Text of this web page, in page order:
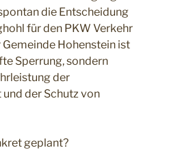
die Entscheidung
für den PKW Verkehr
Gemeinde Hohenstein ist
Sperrung, sondern
der
der Schutz von
geplant?